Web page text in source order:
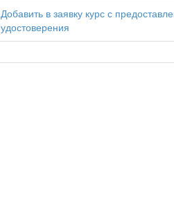
Добавить в заявку курс с
удостоверения